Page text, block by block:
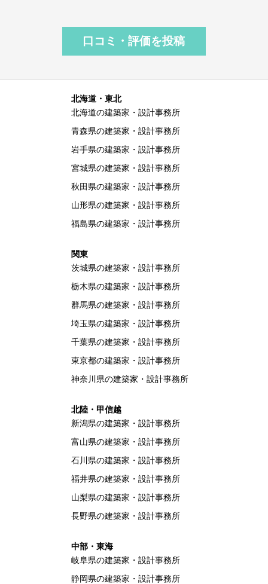
口コミ・評価を投稿
北海道・東北
北海道の建築家・設計事務所
青森県の建築家・設計事務所
岩手県の建築家・設計事務所
宮城県の建築家・設計事務所
秋田県の建築家・設計事務所
山形県の建築家・設計事務所
福島県の建築家・設計事務所
関東
茨城県の建築家・設計事務所
栃木県の建築家・設計事務所
群馬県の建築家・設計事務所
埼玉県の建築家・設計事務所
千葉県の建築家・設計事務所
東京都の建築家・設計事務所
神奈川県の建築家・設計事務所
北陸・甲信越
新潟県の建築家・設計事務所
富山県の建築家・設計事務所
石川県の建築家・設計事務所
福井県の建築家・設計事務所
山梨県の建築家・設計事務所
長野県の建築家・設計事務所
中部・東海
岐阜県の建築家・設計事務所
静岡県の建築家・設計事務所